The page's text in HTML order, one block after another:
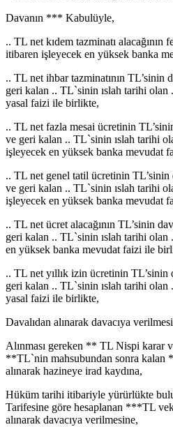
Davanın *** Kabulüyle,
.. TL net kıdem tazminatı
itibaren işleyecek en yüksek banka
.. TL net ihbar tazminatının TL’sinin
geri kalan .. TL`sinin ıslah tarihi
yasal faizi ile birlikte,
.. TL net fazla mesai ücretinin
ve geri kalan .. TL`sinin ıslah tarihi
işleyecek en yüksek banka mevudat
.. TL net genel tatil ücretinin
ve geri kalan .. TL`sinin ıslah tarihi
işleyecek en yüksek banka mevudat
.. TL net ücret alacağının TL’sinin
geri kalan .. TL`sinin ıslah tarihi
en yüksek banka mevudat faizi ile
.. TL net yıllık izin ücretinin
geri kalan .. TL`sinin ıslah tarihi
yasal faizi ile birlikte,
Davalıdan alınarak davacıya
Alınması gereken ** TL Nispi karar
**TL`nin mahsubundan sonra kalan
alınarak hazineye irad kaydına,
Hüküm tarihi itibariyle yürürlükte
Tarifesine göre hesaplanan ***TL
alınarak davacıya verilmesine,